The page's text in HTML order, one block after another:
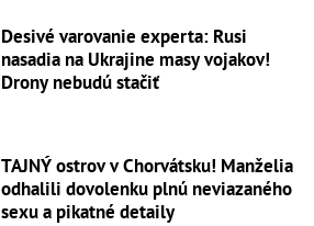
Desivé varovanie experta: Rusi
nasadia na Ukrajine masy vojakov!
Drony nebudú stačiť
TAJNÝ ostrov v Chorvátsku! Manželia
odhalili dovolenku plnú neviazaného
sexu a pikatné detaily